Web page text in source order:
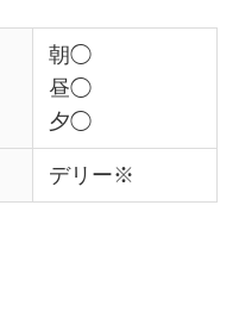
朝◯
昼◯
夕◯
デリー※